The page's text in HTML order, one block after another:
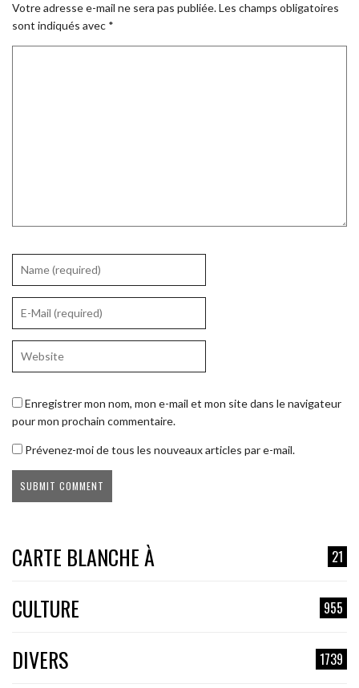
Votre adresse e-mail ne sera pas publiée.Les champs obligatoires
sont indiqués avec *
Enregistrer mon nom, mon e-mail et mon site dans le navigateur
pour mon prochain commentaire.
Prévenez-moi de tous les nouveaux articles par e-mail.
CARTE BLANCHE À 21
CULTURE 955
DIVERS 1739